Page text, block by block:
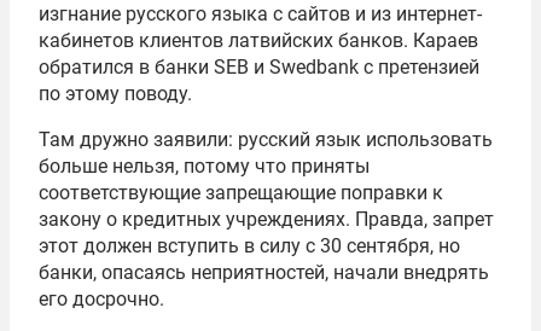
изгнание русского языка с сайтов и из интернет-
кабинетов клиентов латвийских банков. Караев
обратился в банки SEB и Swedbank с претензией
по этому поводу.
Там дружно заявили: русский язык использовать
больше нельзя, потому что приняты
соответствующие запрещающие поправки к
закону о кредитных учреждениях. Правда, запрет
этот должен вступить в силу с 30 сентября, но
банки, опасаясь неприятностей, начали внедрять
его досрочно.